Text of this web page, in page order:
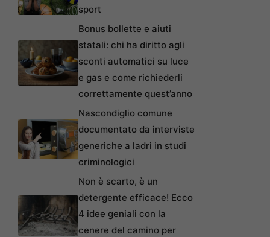
sport
Bonus bollette e aiuti
statali: chi ha diritto agli
sconti automatici su luce
e gas e come richiederli
correttamente quest’anno
Nascondiglio comune
documentato da interviste
generiche a ladri in studi
criminologici
Non è scarto, è un
detergente efficace! Ecco
4 idee geniali con la
cenere del camino per